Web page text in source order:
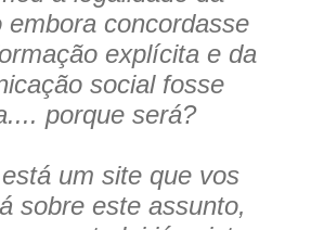
embora concordasse
explícita e da
social fosse
porque será?
um site que vos
sobre este assunto,